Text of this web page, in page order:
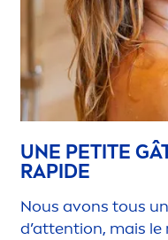
UNE PETITE
RAPIDE
Nous avons tous
d’attention, mais